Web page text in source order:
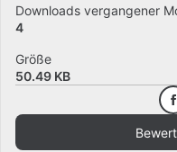
Downloads vergangener
4
Größe
50.49 KB